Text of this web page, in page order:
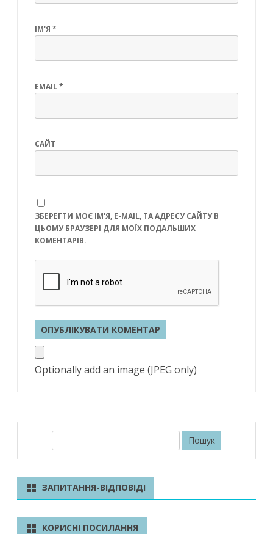
ІМ'Я *
EMAIL*
САЙТ
ЗБЕРЕГТИ МОЄ ІМ'Я, E-MAIL, ТА АДРЕСУ САЙТУ В
ЦЬОМУ БРАУЗЕРІ ДЛЯ МОЇХ ПОДАЛЬШИХ
КОМЕНТАРІВ.
Optionally add an image (JPEG only)
к
ЗАПИТАННЯ-ВІДПОВІДІ
КОРИСНІ ПОСИЛАННЯ